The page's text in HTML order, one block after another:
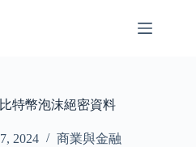
特幣泡沫絕密資料
2024 商業與金融